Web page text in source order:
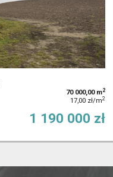
70 000,00 m2
17,00 zł/m2
1 190 000 zł